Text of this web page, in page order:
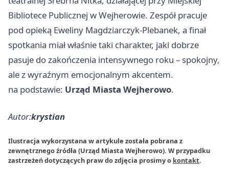
Bibliotece Publicznej w Wejherowie. Zespół pracuje
pod opieką Eweliny Magdziarczyk-Plebanek, a finał
spotkania miał właśnie taki charakter, jaki dobrze
pasuje do zakończenia intensywnego roku – spokojny,
ale z wyraźnym emocjonalnym akcentem.
na podstawie: Urząd Miasta Wejherowo.
Autor:krystian
Ilustracja wykorzystana w artykule została pobrana z
zewnętrznego źródła (Urząd Miasta Wejherowo). W przypadku
zastrzeżeń dotyczących praw do zdjęcia prosimy o kontakt.